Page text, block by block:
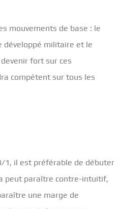
mouvements de base : le
développé militaire et le
fort sur ces
compétent sur tous les
1, il est préférable de débuter
peut paraître contre-intuitif,
une marge de